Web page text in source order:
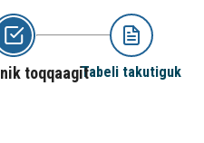
toqqaagitTabeli takutiguk